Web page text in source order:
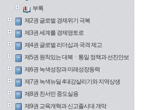
부록
제2권 글로벌 경제위기 극복
제3권 세계를 경제영토로
제4권 글로벌 리더십과 국격 제고
제5권 원칙있는 대북ㆍ통일 정책과 선진안보
제6권 녹색성장과 미래성장동력
제7권 녹색뉴딜 4대강살리기와 지역상생
제8권 친서민 중도실용
제9권 교육개혁과 신고졸시대 개막